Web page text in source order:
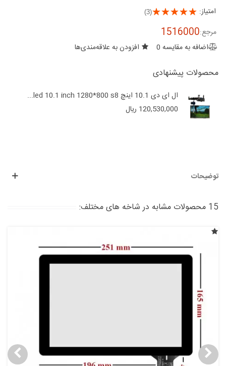
امتیاز: (3)
مرجع:1516000
اضافه به مقایسه 0 افزودن به علاقه‌مندی‌ها
محصولات پیشنهادی
ال ای دی 10.1 اینچ led 10.1 inch 1280*800 s8...
120,530,000 ریال
توضیحات
15 محصولات مشابه در شاخه های مختلف: